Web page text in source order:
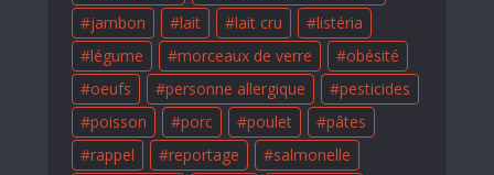
jambon
lait lait cru
listéria
légume
morceaux de verre
obésité
oeufs
personne allergique
pesticides
poisson
porc poulet
pâtes
rappel
reportage
salmonelle